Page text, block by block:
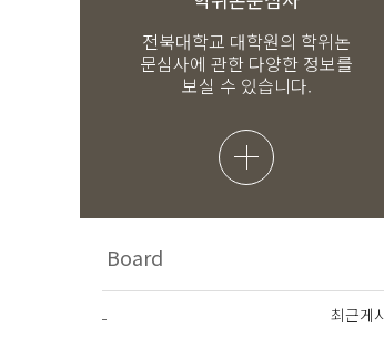
전북대학교 대학원의 학위논
문심사에 관한 다양한 정보를
보실 수 있습니다.
최근게